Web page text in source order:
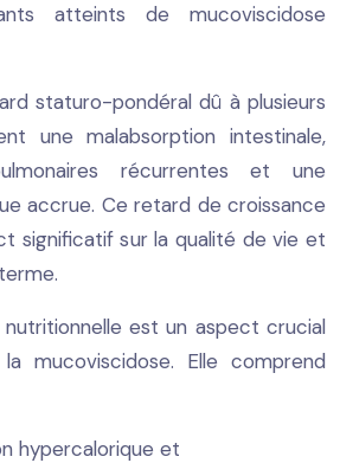
atteints de mucoviscidose
staturo-pondéral dû à plusieurs
une malabsorption intestinale,
récurrentes et une
accrue. Ce retard de croissance
significatif sur la qualité de vie et
est un aspect crucial
mucoviscidose. Elle comprend
hypercalorique et